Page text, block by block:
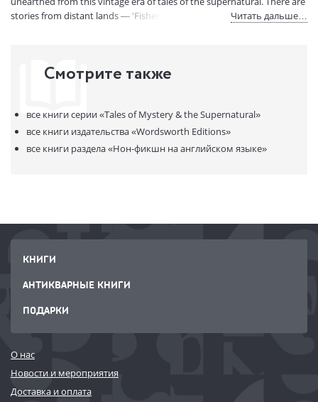
stories from distant lands — 'Fisher's Ghost' by John Lang is set in
other illustrious masters of the genre.
Читать дальше…
Смотрите также
все книги серии«Tales of Mystery & the Supernatural»
все книги издательства«Wordsworth Editions»
все книги раздела«Нон-фикшн на английском языке»
КНИГИ
АНТИКВАРНЫЕ КНИГИ
ПОДАРКИ
О нас
Новости и мероприятия
Доставка и оплата